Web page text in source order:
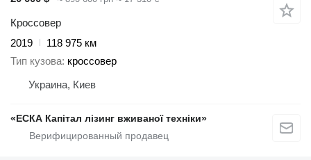
Кроссовер
2019
118 975 км
Тип кузова кроссовер
Украина, Киев
«ЕСКА Капітал лізинг вживаної техніки»